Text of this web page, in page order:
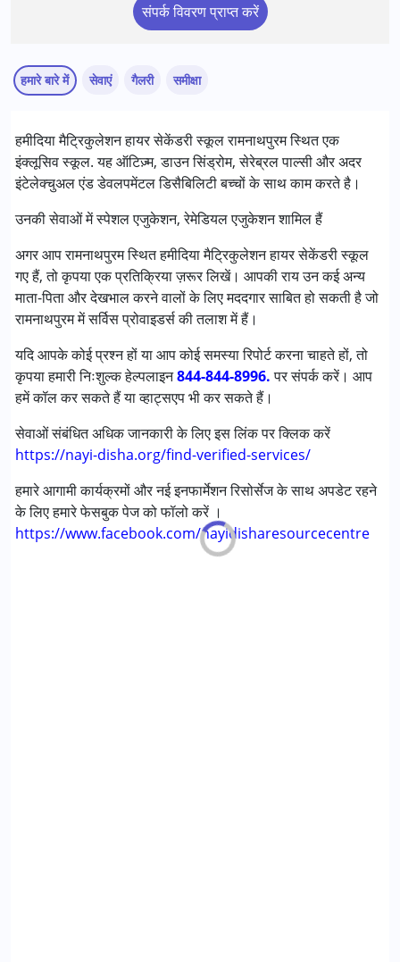
संपर्क विवरण प्राप्त करें
हमारे बारे में
हमीदिया मैट्रिकुलेशन हायर सेकेंडरी स्कूल रामनाथपुरम स्थित एक
इंक्लूसिव स्कूल. यह ऑटिज़्म, डाउन सिंड्रोम, सेरेब्रल पाल्सी और अदर
इंटेलेक्चुअल एंड डेवलपमेंटल डिसैबिलिटी बच्चों के साथ काम करते है।
उनकी सेवाओं में स्पेशल एजुकेशन, रेमेडियल एजुकेशन शामिल हैं
अगर आप रामनाथपुरम स्थित हमीदिया मैट्रिकुलेशन हायर सेकेंडरी स्कूल
गए हैं, तो कृपया एक प्रतिक्रिया ज़रूर लिखें। आपकी राय उन कई अन्य
माता-पिता और देखभाल करने वालों के लिए मददगार साबित हो सकती है जो
रामनाथपुरम में सर्विस प्रोवाइडर्स की तलाश में हैं।
यदि आपके कोई प्रश्न हों या आप कोई समस्या रिपोर्ट करना चाहते हों, तो
कृपया हमारी निःशुल्क हेल्पलाइन844-844-8996.पर संपर्क करें। आप
हमें कॉल कर सकते हैं या व्हाट्सएप भी कर सकते हैं।
सेवाओं संबंधित अधिक जानकारी के लिए इस लिंक पर क्लिक करें
https://nayi-disha.org/find-verified-services/
हमारे आगामी कार्यक्रमों और नई इनफार्मेशन रिसोर्सेज के साथ अपडेट रहने
के लिए हमारे फेसबुक पेज को फॉलो करें ।
https://www.facebook.com/nayidisharesourcecentre
सेवाएं
रेमेडियल एजुकेशन
स्पेशल एजुकेशन
निम्नलिखित विकलांगता संबंधित सेवाएं उपलब्ध :
अटेंशन डेफिसिट (हाइपरएक्टिविटी) डिसऑर्डर (एडीडी/एडीएचडी)
ऑटिज्म स्पेक्ट्रम डिसऑर्डर (ए एस डी )
लर्निंग डिसेबिलिटीज़ (एलडी)
आयु वर्ग :0 - 5 years ,6 - 12 years ,13 - 17 years ,above 18
लिंगमहिला, पुरुष
गैलरी समीक्षा